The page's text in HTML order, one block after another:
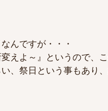
んですが・・・
えよ～』というので、
、祭日という事もあり